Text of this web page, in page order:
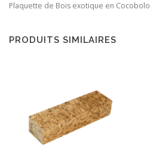
Plaquette de Bois exotique en Cocobolo
PRODUITS SIMILAIRES